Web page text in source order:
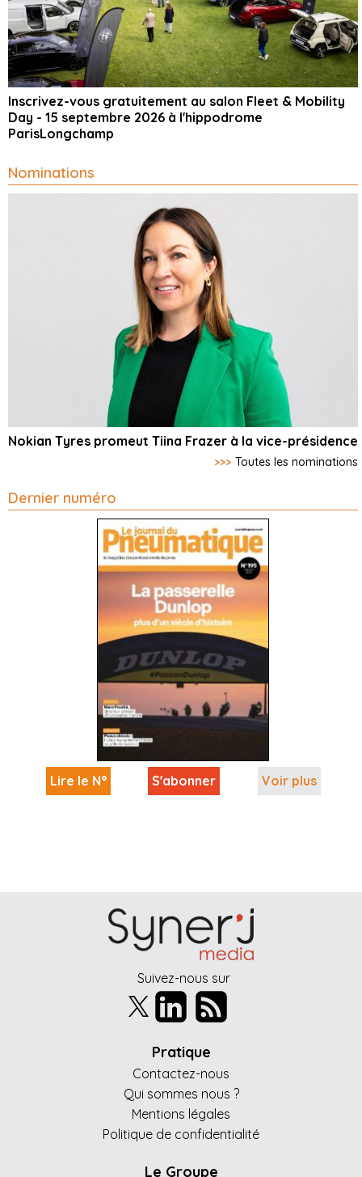
Inscrivez-vous gratuitement au salon Fleet & Mobility
Day - 15 septembre 2026 à l'hippodrome
ParisLongchamp
Nominations
Nokian Tyres promeut Tiina Frazer à la vice-présidence
>>> Toutes les nominations
Dernier numéro
Lire le N° S'abonner Voir plus
Suivez-nous sur
Pratique
Contactez-nous
Qui sommes nous ?
Mentions légales
Politique de confidentialité
Le Groupe